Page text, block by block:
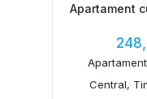
Apartament
Central,